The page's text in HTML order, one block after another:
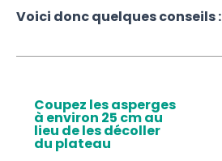
Voici donc quelques conseils :
Coupez les asperges
à environ 25 cm au
lieu de les décoller
du plateau